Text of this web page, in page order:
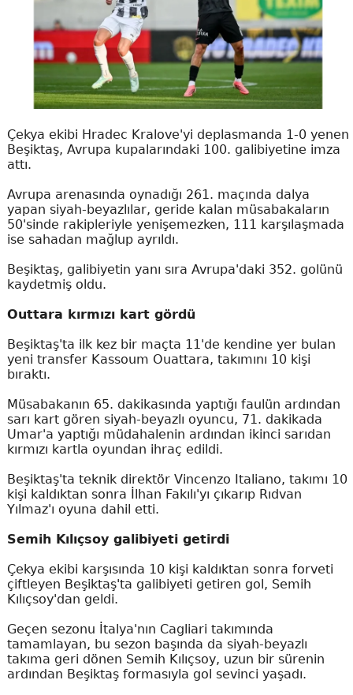
Çekya ekibi Hradec Kralove'yi deplasmanda 1-0 yenen
Beşiktaş, Avrupa kupalarındaki 100. galibiyetine imza
attı.
Avrupa arenasında oynadığı 261. maçında dalya
yapan siyah-beyazlılar, geride kalan müsabakaların
50'sinde rakipleriyle yenişemezken, 111 karşılaşmada
ise sahadan mağlup ayrıldı.
Beşiktaş, galibiyetin yanı sıra Avrupa'daki 352. golünü
kaydetmiş oldu.
Outtara kırmızı kart gördü
Beşiktaş'ta ilk kez bir maçta 11'de kendine yer bulan
yeni transfer Kassoum Ouattara, takımını 10 kişi
bıraktı.
Müsabakanın 65. dakikasında yaptığı faulün ardından
sarı kart gören siyah-beyazlı oyuncu, 71. dakikada
Umar'a yaptığı müdahalenin ardından ikinci sarıdan
kırmızı kartla oyundan ihraç edildi.
Beşiktaş'ta teknik direktör Vincenzo Italiano, takımı 10
kişi kaldıktan sonra İlhan Fakılı'yı çıkarıp Rıdvan
Yılmaz'ı oyuna dahil etti.
Semih Kılıçsoy galibiyeti getirdi
Çekya ekibi karşısında 10 kişi kaldıktan sonra forveti
çiftleyen Beşiktaş'ta galibiyeti getiren gol, Semih
Kılıçsoy'dan geldi.
Geçen sezonu İtalya'nın Cagliari takımında
tamamlayan, bu sezon başında da siyah-beyazlı
takıma geri dönen Semih Kılıçsoy, uzun bir sürenin
ardından Beşiktaş formasıyla gol sevinci yaşadı.